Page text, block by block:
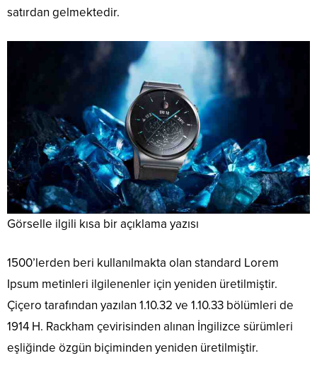
satırdan gelmektedir.
Görselle ilgili kısa bir açıklama yazısı
1500’lerden beri kullanılmakta olan standard Lorem
Ipsum metinleri ilgilenenler için yeniden üretilmiştir.
Çiçero tarafından yazılan 1.10.32 ve 1.10.33 bölümleri de
1914 H. Rackham çevirisinden alınan İngilizce sürümleri
eşliğinde özgün biçiminden yeniden üretilmiştir.